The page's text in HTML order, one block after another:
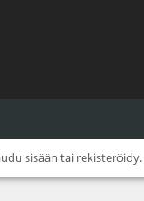
sisään tai rekisteröidy.